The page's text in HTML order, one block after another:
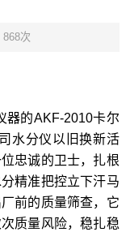
868次
器的AKF-2010卡尔
水分仪以旧换新活
忠诚的卫士，扎根
精准把控立下汗马
前的质量筛查，它
质量风险，稳扎稳